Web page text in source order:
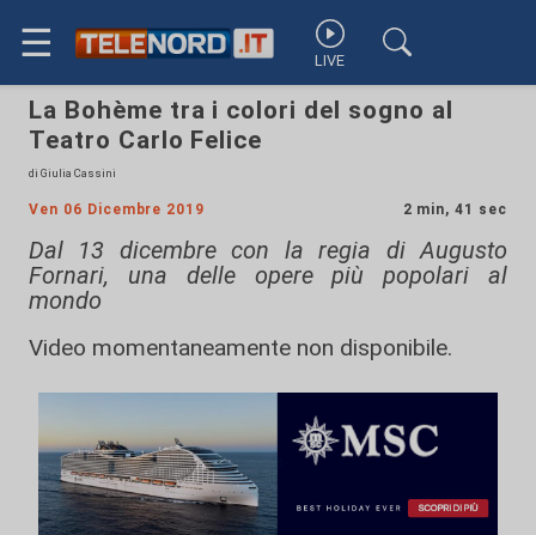
☰ LIVE
La Bohème tra i colori del sogno al
Teatro Carlo Felice
di Giulia Cassini
Ven 06 Dicembre 2019 2 min, 41 sec
Dal 13 dicembre con la regia di Augusto
Fornari, una delle opere più popolari al
mondo
Video momentaneamente non disponibile.